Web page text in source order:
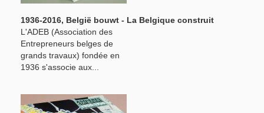
1936-2016, België bouwt - La Belgique construit
L'ADEB (Association des
Entrepreneurs belges de
grands travaux) fondée en
1936 s'associe aux...